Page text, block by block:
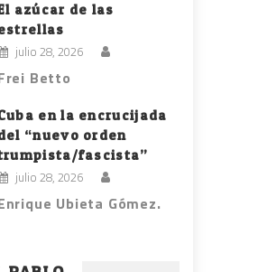
azúcar de las
julio 28, 2026
Betto
en la encrucijada
“nuevo orden
fascista”
julio 28, 2026
Ubieta Gómez.